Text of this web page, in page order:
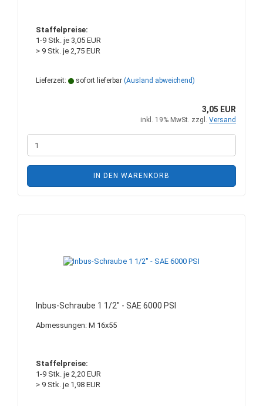
Staffelpreise:
1-9 Stk. je 3,05 EUR
> 9 Stk. je 2,75 EUR
Lieferzeit: sofort lieferbar (Ausland abweichend)
3,05 EUR
inkl. 19% MwSt. zzgl. Versand
IN DEN WARENKORB
Inbus-Schraube 1 1/2" - SAE 6000 PSI
Abmessungen: M 16x55
Staffelpreise:
1-9 Stk. je 2,20 EUR
> 9 Stk. je 1,98 EUR